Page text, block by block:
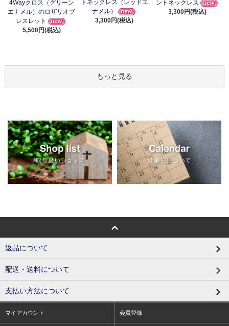
4Wayクロス（グリーン
エナメル）のロザリオブ
レスレット
5,500円(税込)
トネックレス（レッドエ
ナメル）
3,300円(税込)
ントネックレス
3,300円(税込)
もっと見る
返品について
配送・送料について
支払い方法について
マイアカウント 会員登録